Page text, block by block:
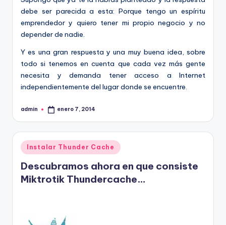
debe ser parecida a esta: Porque tengo un espíritu
emprendedor y quiero tener mi propio negocio y no
depender de nadie.
Y es una gran respuesta y una muy buena idea, sobre
todo si tenemos en cuenta que cada vez más gente
necesita y demanda tener acceso a Internet
independientemente del lugar donde se encuentre.
Publicado
admin enero 7, 2014
Publicado
en
Instalar Thunder Cache
Descubramos ahora en que consiste
Miktrotik Thundercache…